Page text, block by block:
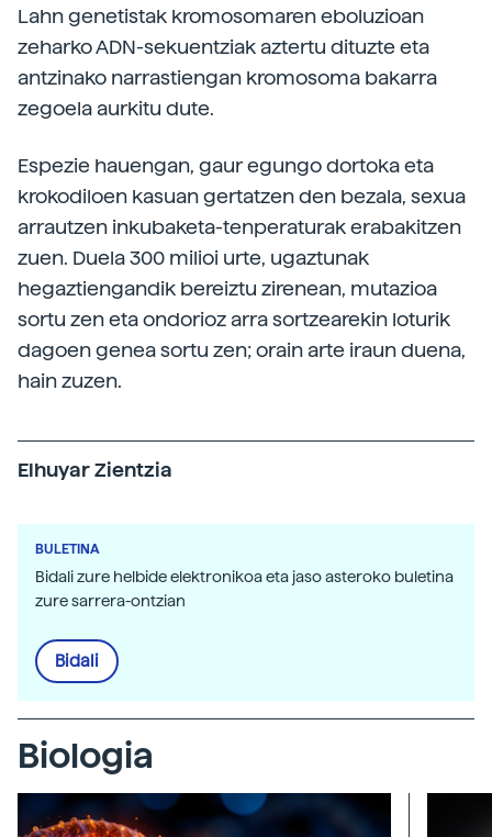
Lahn genetistak kromosomaren eboluzioan
zeharko ADN-sekuentziak aztertu dituzte eta
antzinako narrastiengan kromosoma bakarra
zegoela aurkitu dute.
Espezie hauengan, gaur egungo dortoka eta
krokodiloen kasuan gertatzen den bezala, sexua
arrautzen inkubaketa-tenperaturak erabakitzen
zuen. Duela 300 milioi urte, ugaztunak
hegaztiengandik bereiztu zirenean, mutazioa
sortu zen eta ondorioz arra sortzearekin loturik
dagoen genea sortu zen; orain arte iraun duena,
hain zuzen.
Elhuyar Zientzia
BULETINA
Bidali zure helbide elektronikoa eta jaso asteroko buletina
zure sarrera-ontzian
Bidali
Biologia